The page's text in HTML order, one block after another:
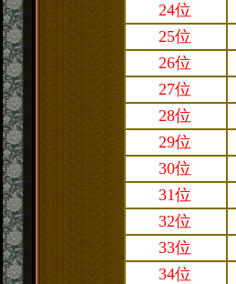
24位
25位
26位
27位
28位
29位
30位
31位
32位
33位
34位